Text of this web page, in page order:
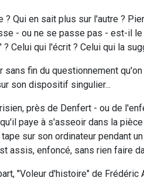
? Qui en sait plus sur l'autre ?
- ou ne se passe pas - est-il
Celui qui l'écrit ? Celui qui la
fin du questionnement
son dispositif singulier...
près de Denfert - ou de
paye à s'asseoir dans la
sur son ordinateur pendant
assis, enfoncé, sans rien faire
"Voleur d'histoire" de Frédéric